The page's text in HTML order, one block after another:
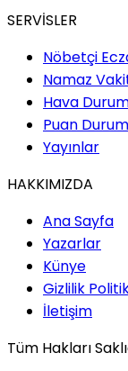
SERVİSLER
Nöbetçi
Namaz
Hava
Puan
Yayınlar
HAKKIMIZDA
Ana Sayfa
Yazarlar
Künye
Gizlilik
İletişim
Tüm Hakları